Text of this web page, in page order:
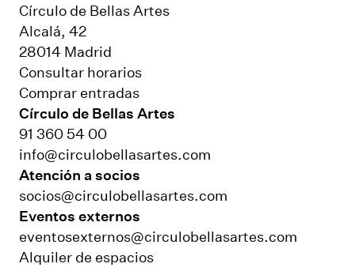
Círculo de Bellas Artes
Alcalá, 42
28014 Madrid
Consultar horarios
Comprar entradas
Círculo de Bellas Artes
91 360 54 00
info@circulobellasartes.com
Atención a socios
socios@circulobellasartes.com
Eventos externos
eventosexternos@circulobellasartes.com
Alquiler de espacios